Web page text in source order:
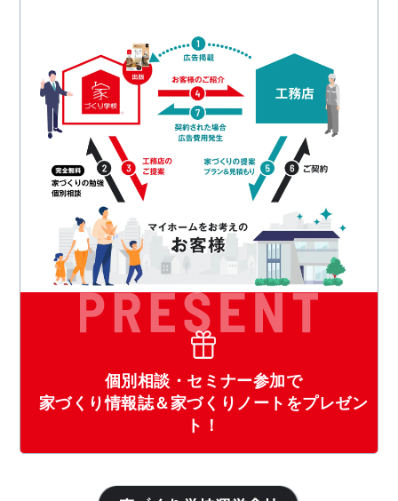
個別相談・セミナー参加で
家づくり情報誌＆家づくりノートをプレゼン
ト！